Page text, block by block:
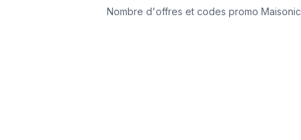
Nombre d'offres et codes promoMaisonic